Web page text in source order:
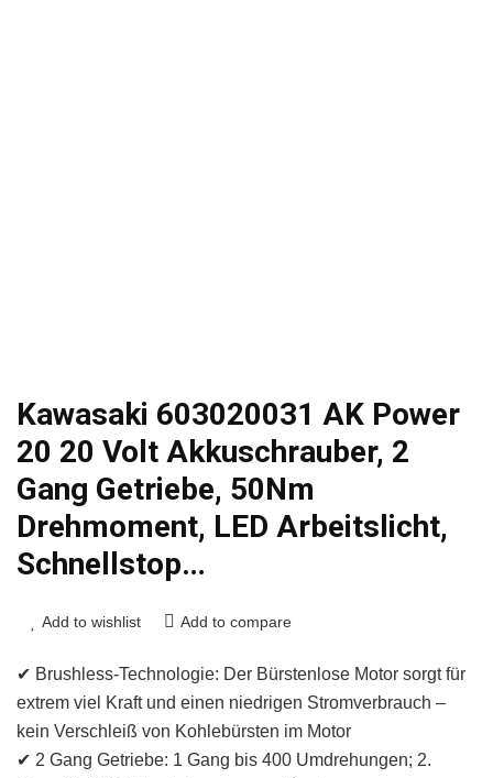
Kawasaki 603020031 AK Power
20 20 Volt Akkuschrauber, 2
Gang Getriebe, 50Nm
Drehmoment, LED Arbeitslicht,
Schnellstop…
Add to wishlist Add to compare
✔ Brushless-Technologie: Der Bürstenlose Motor sorgt für
extrem viel Kraft und einen niedrigen Stromverbrauch –
kein Verschleiß von Kohlebürsten im Motor
✔ 2 Gang Getriebe: 1 Gang bis 400 Umdrehungen; 2.